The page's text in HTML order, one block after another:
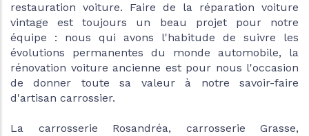
restauration voiture. Faire de la réparation voiture
vintage est toujours un beau projet pour notre
équipe : nous qui avons l'habitude de suivre les
évolutions permanentes du monde automobile, la
rénovation voiture ancienne est pour nous l'occasion
de donner toute sa valeur à notre savoir-faire
d'artisan carrossier.
La carrosserie Rosandréa, carrosserie Grasse,